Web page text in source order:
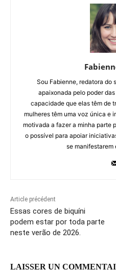
Sou Fabienne, redatora do
apaixonada pelo poder
capacidade que elas têm de
mulheres têm uma voz única e
motivada a fazer a minha parte
o possível para apoiar
se manifestarem
Article précédent
Essas cores de biquíni
podem estar por toda parte
neste verão de 2026.
LAISSER UN